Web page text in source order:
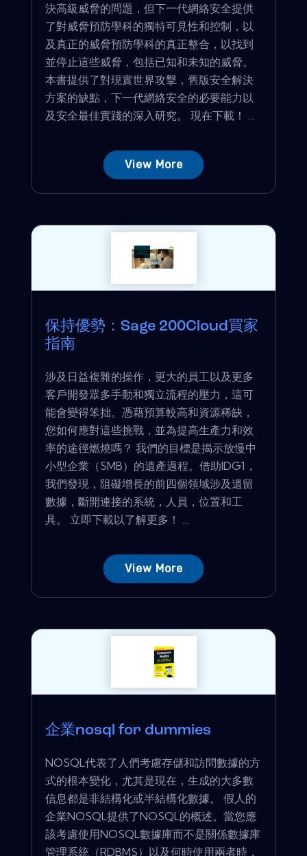
決高級威脅的問題，但下一代網絡安全提供
了對威脅預防學科的獨特可見性和控制，以
及真正的威脅預防學科的真正整合，以找到
並停止這些威脅，包括已知和未知的威脅。
本書提供了對現實世界攻擊，舊版安全解決
方案的缺點，下一代網絡安全的必要能力以
及安全最佳實踐的深入研究。 現在下載！ ...
View More
保持優勢：Sage 200Cloud買家
指南
涉及日益複雜的操作，更大的員工以及更多
客戶開發眾多手動和獨立流程的壓力，這可
能會變得笨拙。憑藉預算較高和資源稀缺，
您如何應對這些挑戰，並為提高生產力和效
率的途徑燃燒嗎？ 我們的目標是揭示放慢中
小型企業（SMB）的遺產過程。借助IDG1，
我們發現，阻礙增長的前四個領域涉及遺留
數據，斷開連接的系統，人員，位置和工
具。 立即下載以了解更多！ ...
View More
企業nosql for dummies
NOSQL代表了人們考慮存儲和訪問數據的方
式的根本變化，尤其是現在，生成的大多數
信息都是非結構化或半結構化數據。 假人的
企業NOSQL提供了NOSQL的概述。當您應
該考慮使用NOSQL數據庫而不是關係數據庫
管理系統（RDBMS）以及何時使用兩者時，